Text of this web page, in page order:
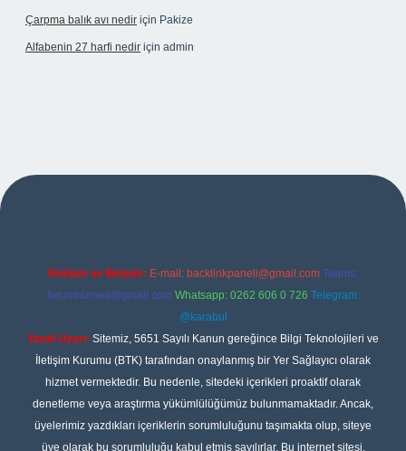
Çarpma balık avı nedir için Pakize
Alfabenin 27 harfi nedir için admin
Reklam ve İletişim: E-mail: backlinkpaneli@gmail.com Teams:
forumhizmeti@gmail.com Whatsapp: 0262 606 0 726 Telegram:
@karabul
Yasal Uyarı: Sitemiz, 5651 Sayılı Kanun gereğince Bilgi Teknolojileri ve
İletişim Kurumu (BTK) tarafından onaylanmış bir Yer Sağlayıcı olarak
hizmet vermektedir. Bu nedenle, sitedeki içerikleri proaktif olarak
denetleme veya araştırma yükümlülüğümüz bulunmamaktadır. Ancak,
üyelerimiz yazdıkları içeriklerin sorumluluğunu taşımakta olup, siteye
üye olarak bu sorumluluğu kabul etmiş sayılırlar. Bu internet sitesi,